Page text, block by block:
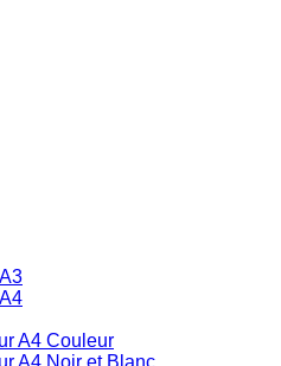
A4 Couleur
A4 Noir et Blanc